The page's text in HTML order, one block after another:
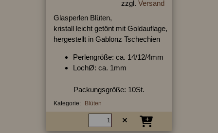
zzgl. Versand
Glasperlen Blüten,
kristall leicht getönt mit Goldauflage,
hergestellt in Gablonz Tschechien
Perlengröße: ca. 14/12/4mm
LochØ: ca. 1mm
Packungsgröße: 10St.
Kategorie: Blüten